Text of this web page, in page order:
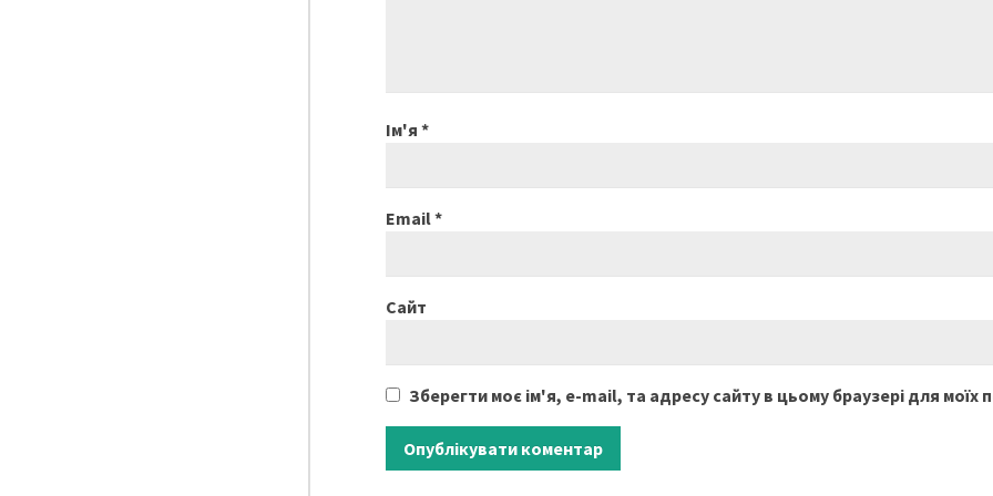
Ім'я*
Email*
Сайт
Зберегти моє ім'я, e-mail, та адресу сайту в цьому браузері для моїх